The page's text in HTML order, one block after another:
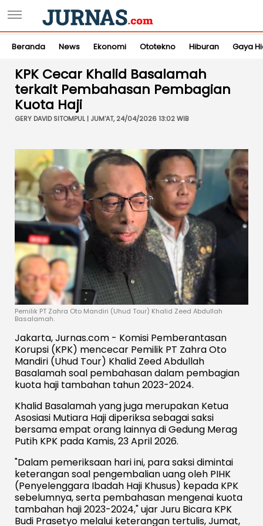
Beranda News Ekonomi Ototekno Hiburan Gaya
KPK Cecar Khalid Basalamah
terkait Pembahasan Pembagian
Kuota Haji
GERY DAVID SITOMPUL | JUM'AT, 24/04/2026 13:02 WIB
Pemilik PT Zahra Oto Mandiri (Uhud Tour) Khalid Zeed Abdullah
Basalamah.
Jakarta, Jurnas.com - Komisi Pemberantasan
Korupsi (KPK) mencecar Pemilik PT Zahra Oto
Mandiri (Uhud Tour) Khalid Zeed Abdullah
Basalamah soal pembahasan dalam pembagian
kuota haji tambahan tahun 2023-2024.
Khalid Basalamah yang juga merupakan Ketua
Asosiasi Mutiara Haji diperiksa sebagai saksi
bersama empat orang lainnya di Gedung Merag
Putih KPK pada Kamis, 23 April 2026.
"Dalam pemeriksaan hari ini, para saksi dimintai
keterangan soal pengembalian uang oleh PIHK
(Penyelenggara Ibadah Haji Khusus) kepada KPK
sebelumnya, serta pembahasan mengenai kuota
tambahan haji 2023-2024," ujar Juru Bicara KPK
Budi Prasetyo melalui keterangan tertulis, Jumat,